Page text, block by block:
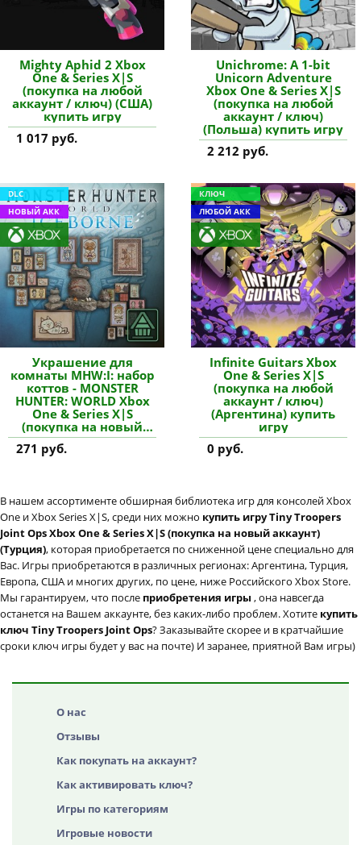
Mighty Aphid 2 Xbox
One & Series X|S
(покупка на любой
аккаунт / ключ) (США)
купить игру
1 017 руб.
Unichrome: A 1-bit
Unicorn Adventure
Xbox One & Series X|S
(покупка на любой
аккаунт / ключ)
(Польша) купить игру
2 212 руб.
DLC
НОВЫЙ АКК
Украшение для
комнаты MHW:I: набор
коттов - MONSTER
HUNTER: WORLD Xbox
One & Series X|S
(покупка на новый
аккаунт) купить
дополнение
271 руб.
КЛЮЧ
ЛЮБОЙ АКК
Infinite Guitars Xbox
One & Series X|S
(покупка на любой
аккаунт / ключ)
(Аргентина) купить
игру
0 руб.
В нашем ассортименте обширная библиотека игр для консолей Xbox
One и Xbox Series X|S, среди них можно купить игру Tiny Troopers
Joint Ops Xbox One & Series X|S (покупка на новый аккаунт)
(Турция), которая приобретается по сниженной цене специально для
Вас. Игры приобретаются в различных регионах: Аргентина, Турция,
Европа, США и многих других, по цене, ниже Российского Xbox Store.
Мы гарантируем, что после приобретения игры , она навсегда
останется на Вашем аккаунте, без каких-либо проблем. Хотите купить
ключ Tiny Troopers Joint Ops? Заказывайте скорее и в кратчайшие
сроки ключ игры будет у вас на почте) И заранее, приятной Вам игры)
О нас
Отзывы
Как покупать на аккаунт?
Как активировать ключ?
Игры по категориям
Игровые новости